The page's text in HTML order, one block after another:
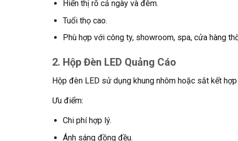
Hiển thị rõ cả ngày và đêm.
Tuổi thọ cao.
Phù hợp với công ty, showroom, spa, cửa hàng
2. Hộp Đèn LED Quảng Cáo
Hộp đèn LED sử dụng khung nhôm hoặc sắt kết
Ưu điểm:
Chi phí hợp lý.
Ánh sáng đồng đều.